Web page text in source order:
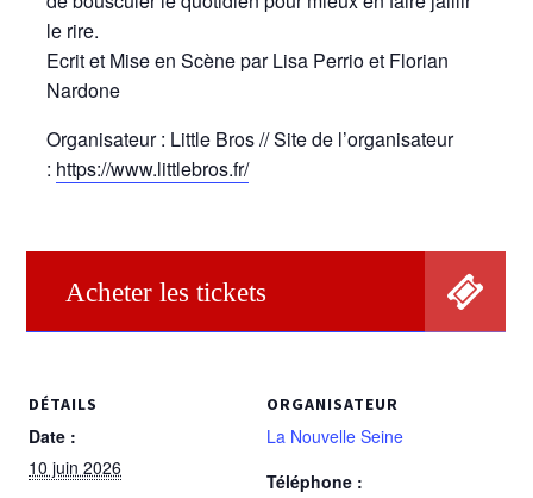
le rire.
Ecrit et Mise en Scène par Lisa Perrio et Florian
Nardone
Organisateur : Little Bros // Site de l’organisateur
: https://www.littlebros.fr/
Acheter les tickets
DÉTAILS
Date :
10 juin 2026
ORGANISATEUR
La Nouvelle Seine
Téléphone :